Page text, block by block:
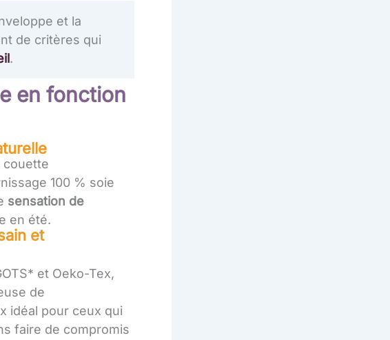
et la
de critères qui
.
en fonction
couette
100 % soie
sensation de
en été.
et
et Oeko-Tex,
de
idéal pour ceux qui
faire de compromis